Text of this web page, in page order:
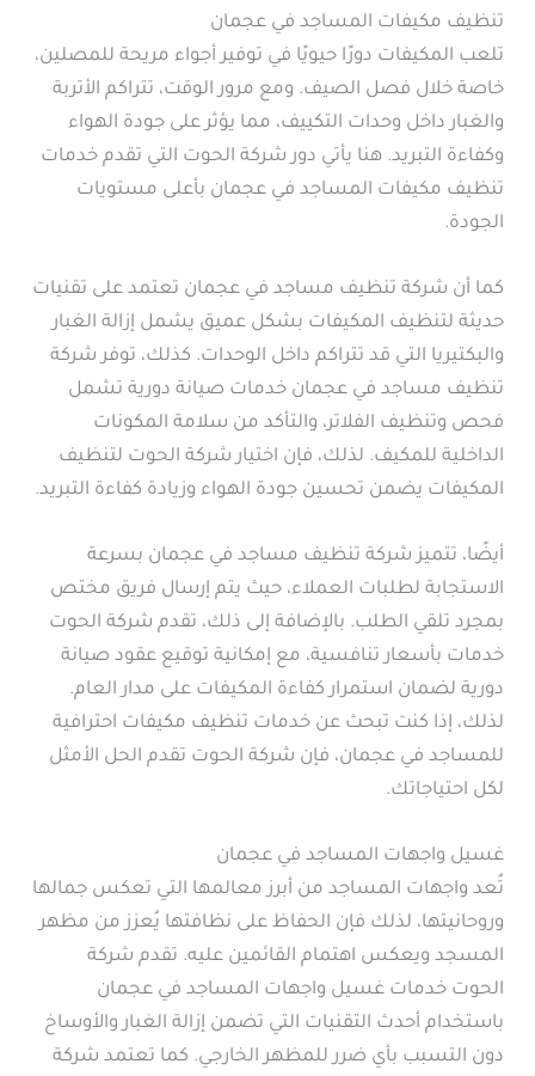
تنظيف مكيفات المساجد في عجمان
تلعب المكيفات دورًا حيويًا في توفير أجواء مريحة للمصلين،
خاصة خلال فصل الصيف. ومع مرور الوقت، تتراكم الأتربة
والغبار داخل وحدات التكييف، مما يؤثر على جودة الهواء
وكفاءة التبريد. هنا يأتي دور شركة الحوت التي تقدم خدمات
تنظيف مكيفات المساجد في عجمان بأعلى مستويات
الجودة.
كما أن شركة تنظيف مساجد في عجمان تعتمد على تقنيات
حديثة لتنظيف المكيفات بشكل عميق يشمل إزالة الغبار
والبكتيريا التي قد تتراكم داخل الوحدات. كذلك، توفر شركة
تنظيف مساجد في عجمان خدمات صيانة دورية تشمل
فحص وتنظيف الفلاتر، والتأكد من سلامة المكونات
الداخلية للمكيف. لذلك، فإن اختيار شركة الحوت لتنظيف
المكيفات يضمن تحسين جودة الهواء وزيادة كفاءة التبريد.
أيضًا، تتميز شركة تنظيف مساجد في عجمان بسرعة
الاستجابة لطلبات العملاء، حيث يتم إرسال فريق مختص
بمجرد تلقي الطلب. بالإضافة إلى ذلك، تقدم شركة الحوت
خدمات بأسعار تنافسية، مع إمكانية توقيع عقود صيانة
دورية لضمان استمرار كفاءة المكيفات على مدار العام.
لذلك، إذا كنت تبحث عن خدمات تنظيف مكيفات احترافية
للمساجد في عجمان، فإن شركة الحوت تقدم الحل الأمثل
لكل احتياجاتك.
غسيل واجهات المساجد في عجمان
تُعد واجهات المساجد من أبرز معالمها التي تعكس جمالها
وروحانيتها، لذلك فإن الحفاظ على نظافتها يُعزز من مظهر
المسجد ويعكس اهتمام القائمين عليه. تقدم شركة
الحوت خدمات غسيل واجهات المساجد في عجمان
باستخدام أحدث التقنيات التي تضمن إزالة الغبار والأوساخ
دون التسبب بأي ضرر للمظهر الخارجي. كما تعتمد شركة